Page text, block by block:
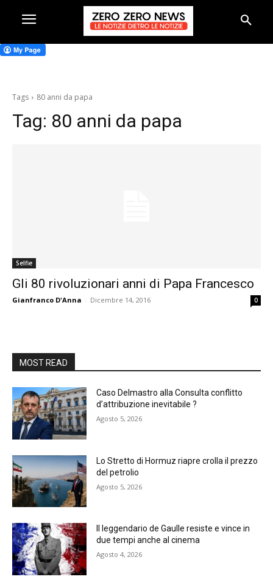
Tags 80 anni da papa
Tag: 80 anni da papa
Selfie
Gli 80 rivoluzionari anni di Papa Francesco
Gianfranco D'Anna - Dicembre 14, 2016 0
MOST READ
Caso Delmastro alla Consulta conflitto
d’attribuzione inevitabile ?
Agosto 5, 2026
Lo Stretto di Hormuz riapre crolla il prezzo
del petrolio
Agosto 5, 2026
Il leggendario de Gaulle resiste e vince in
due tempi anche al cinema
Agosto 4, 2026